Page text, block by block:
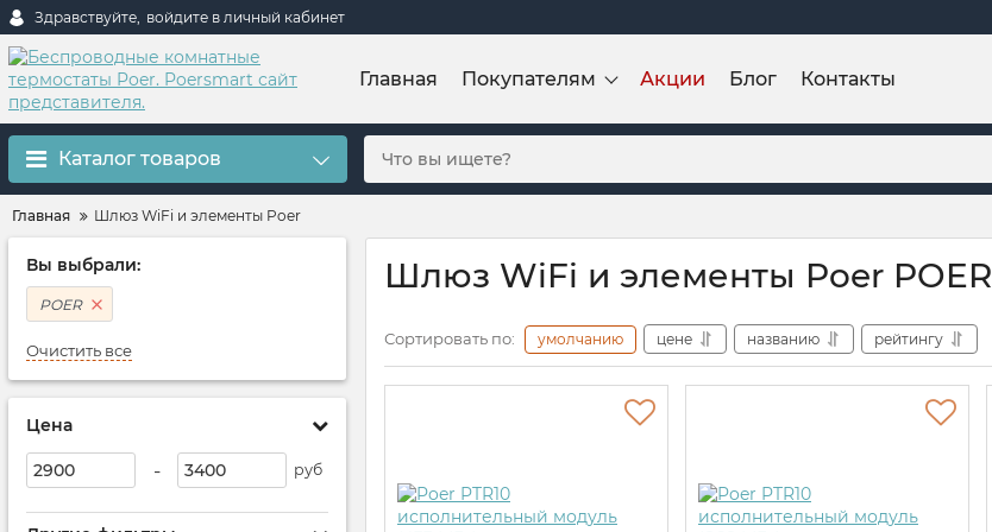
Здравствуйте, войдите в личный кабинет
Главная Покупателям Акции Блог Контакты
Каталог товаров
Главная Шлюз WiFi и элементы Poer
Вы выбрали:
POER
Очистить все
Цена
- руб
Шлюз WiFi и элементы Poer POER
Сортировать по: умолчанию цене названию рейтингу